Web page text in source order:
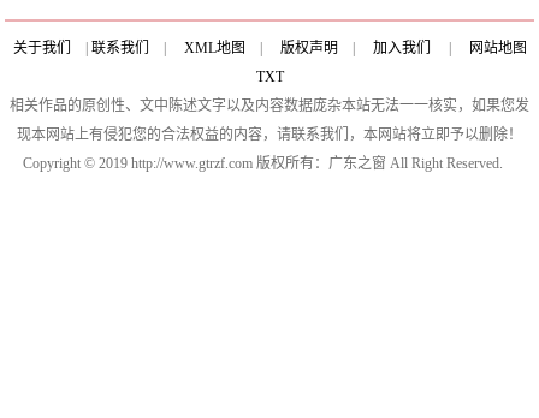
关于我们 联系我们 XML地图 版权声明 加入我们
网站地图
TXT
相关作品的原创性、文中陈述文字以及内容数据庞杂本站无法一一核实，如果您发
现本网站上有侵犯您的合法权益的内容，请联系我们，本网站将立即予以删除！
Copyright © 2019 http://www.gtrzf.com 版权所有：广东之窗 All Right Reserved.